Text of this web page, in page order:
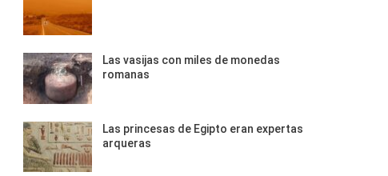
Las vasijas con miles de monedas
romanas
Las princesas de Egipto eran expertas
arqueras